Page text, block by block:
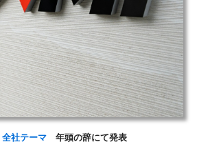
全社テーマ 年頭の辞にて発表